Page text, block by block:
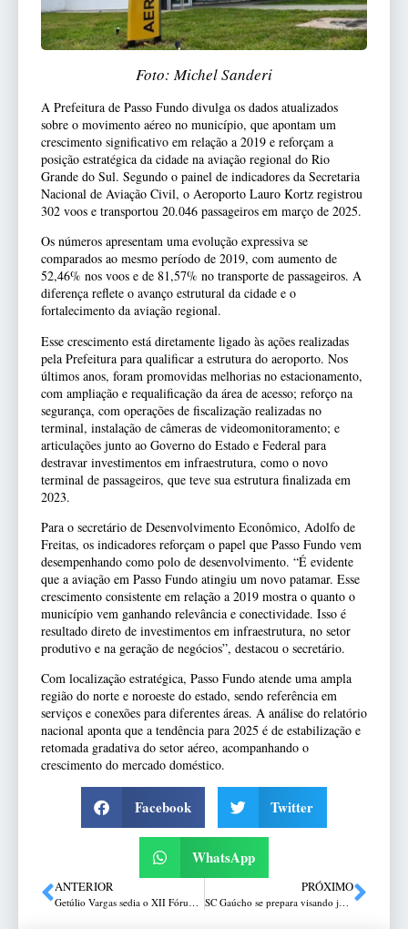
Foto: Michel Sanderi
A Prefeitura de Passo Fundo divulga os dados atualizados
sobre o movimento aéreo no município, que apontam um
crescimento significativo em relação a 2019 e reforçam a
posição estratégica da cidade na aviação regional do Rio
Grande do Sul. Segundo o painel de indicadores da Secretaria
Nacional de Aviação Civil, o Aeroporto Lauro Kortz registrou
302 voos e transportou 20.046 passageiros em março de 2025.
Os números apresentam uma evolução expressiva se
comparados ao mesmo período de 2019, com aumento de
52,46% nos voos e de 81,57% no transporte de passageiros. A
diferença reflete o avanço estrutural da cidade e o
fortalecimento da aviação regional.
Esse crescimento está diretamente ligado às ações realizadas
pela Prefeitura para qualificar a estrutura do aeroporto. Nos
últimos anos, foram promovidas melhorias no estacionamento,
com ampliação e requalificação da área de acesso; reforço na
segurança, com operações de fiscalização realizadas no
terminal, instalação de câmeras de videomonitoramento; e
articulações junto ao Governo do Estado e Federal para
destravar investimentos em infraestrutura, como o novo
terminal de passageiros, que teve sua estrutura finalizada em
2023.
Para o secretário de Desenvolvimento Econômico, Adolfo de
Freitas, os indicadores reforçam o papel que Passo Fundo vem
desempenhando como polo de desenvolvimento. “É evidente
que a aviação em Passo Fundo atingiu um novo patamar. Esse
crescimento consistente em relação a 2019 mostra o quanto o
município vem ganhando relevância e conectividade. Isso é
resultado direto de investimentos em infraestrutura, no setor
produtivo e na geração de negócios”, destacou o secretário.
Com localização estratégica, Passo Fundo atende uma ampla
região do norte e noroeste do estado, sendo referência em
serviços e conexões para diferentes áreas. A análise do relatório
nacional aponta que a tendência para 2025 é de estabilização e
retomada gradativa do setor aéreo, acompanhando o
crescimento do mercado doméstico.
Facebook Twitter
WhatsApp
ANTERIOR
Getúlio Vargas sedia o XII Fórum Norte Gaúcho do Trigo e Milho 2025
PRÓXIMO
SC Gaúcho se prepara visando jogo-treino em Frederico Westphalen